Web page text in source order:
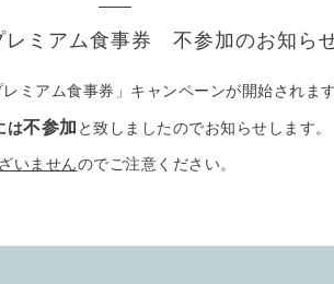
レミアム食事券 不参加のお知ら
ミアム食事券」キャンペーンが開始されます
は不参加 と致しましたのでお知らせします。
いませんのでご注意ください。